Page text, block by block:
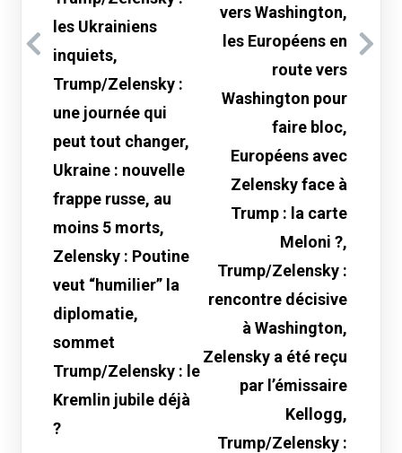
les Ukrainiens
inquiets,
Trump/Zelensky :
une journée qui
peut tout changer,
Ukraine : nouvelle
frappe russe, au
moins 5 morts,
Zelensky : Poutine
veut “humilier” la
diplomatie,
sommet
Trump/Zelensky : le
Kremlin jubile déjà
?
vers Washington,
les Européens en
route vers
Washington pour
faire bloc,
Européens avec
Zelensky face à
Trump : la carte
Meloni ?,
Trump/Zelensky :
rencontre décisive
à Washington,
Zelensky a été reçu
par l’émissaire
Kellogg,
Trump/Zelensky :